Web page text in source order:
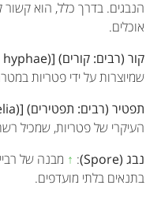
הנבגים. בדרך כלל, הוא
אוכלים.
קור (רבים: קורים) [Hypha (pl. hyphae)]
שמיוצרות על ידי פטריות
תפטיר (רבים: תפטירים) [Mycelium (pl. mycelia)]
העיקרי של פטריות, שמכיל
נבג (Spore)
:
↑ מבנה של
בתנאים בלתי מועדפים.